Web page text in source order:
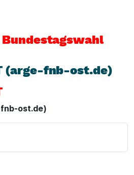
Bundestagswahl
(arge-fnb-ost.de)
fnb-ost.de)